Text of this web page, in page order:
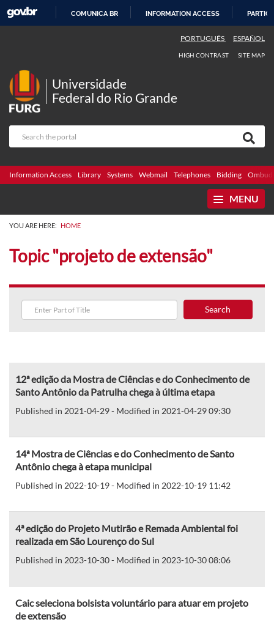
COMUNICA BR INFORMATION ACCESS
PORTUGUÊS ESPAÑOL
HIGH CONTRAST SITE MAP
Universidade
Federal do Rio Grande
Information Access Library Systems Webmail Telephones Bidding
MENU
YOU ARE HERE: HOME
Topic "projeto de extensão"
Search
12ª edição da Mostra de Ciências e do Conhecimento de
Santo Antônio da Patrulha chega à última etapa
Published in 2021-04-29 - Modified in 2021-04-29 09:30
14ª Mostra de Ciências e do Conhecimento de Santo
Antônio chega à etapa municipal
Published in 2022-10-19 - Modified in 2022-10-19 11:42
4ª edição do Projeto Mutirão e Remada Ambiental foi
realizada em São Lourenço do Sul
Published in 2023-10-30 - Modified in 2023-10-30 08:06
Caic seleciona bolsista voluntário para atuar em projeto
de extensão